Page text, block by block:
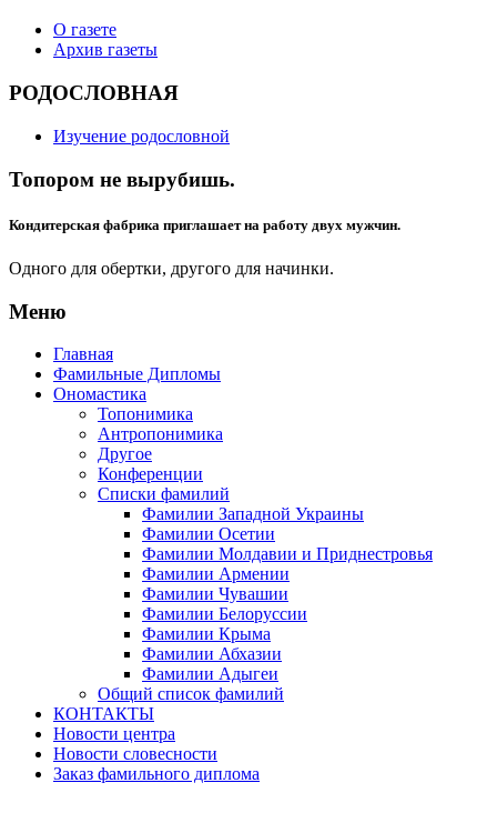
О газете
Архив газеты
РОДОСЛОВНАЯ
Изучение родословной
Топором не вырубишь.
Кондитерская фабрика приглашает на работу двух мужчин.
Одного для обертки, другого для начинки.
Меню
Главная
Фамильные Дипломы
Ономастика
Топонимика
Антропонимика
Другое
Конференции
Списки фамилий
Фамилии Западной Украины
Фамилии Осетии
Фамилии Молдавии и Приднестровья
Фамилии Армении
Фамилии Чувашии
Фамилии Белоруссии
Фамилии Крыма
Фамилии Абхазии
Фамилии Адыгеи
Общий список фамилий
КОНТАКТЫ
Новости центра
Новости словесности
Заказ фамильного диплома